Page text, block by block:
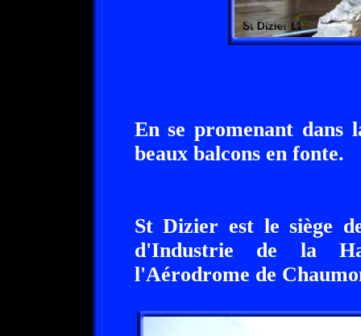
En se promenant
beaux balcons en fonte.
St Dizier est le siège
d'Industrie de la
l'Aérodrome de